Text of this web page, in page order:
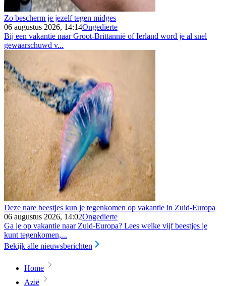
Zo bescherm je jezelf tegen midges
06 augustus 2026, 14:14Ongedierte
Bij een vakantie naar Groot-Brittannië of Ierland word je al snel
gewaarschuwd v...
Deze nare beestjes kun je tegenkomen op vakantie in Zuid-Europa
06 augustus 2026, 14:02Ongedierte
Ga je op vakantie naar Zuid-Europa? Lees welke vijf beestjes je
kunt tegenkomen,...
Bekijk alle nieuwsberichten
Home
Azië